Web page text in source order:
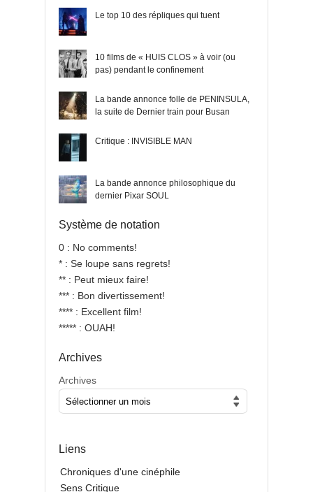
Le top 10 des répliques qui tuent
10 films de « HUIS CLOS » à voir (ou
pas) pendant le confinement
La bande annonce folle de PENINSULA,
la suite de Dernier train pour Busan
Critique : INVISIBLE MAN
La bande annonce philosophique du
dernier Pixar SOUL
Système de notation
0 : No comments!
* : Se loupe sans regrets!
** : Peut mieux faire!
*** : Bon divertissement!
**** : Excellent film!
***** : OUAH!
Archives
Archives
Liens
Chroniques d'une cinéphile
Sens Critique